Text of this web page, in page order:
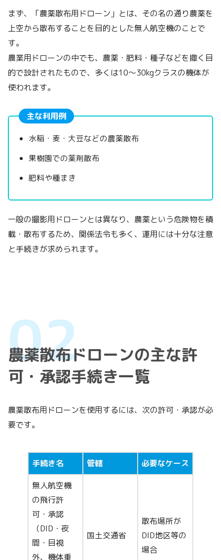
まず、「農薬散布用ドローン」とは、その名の通り農薬を
上空から散布することを目的とした無人航空機のことで
す。
農業用ドローンの中でも、農薬・肥料・種子などを撒く目
的で設計されたもので、多くは10〜30kgクラスの機体が
使われます。
主な利用例
水稲・麦・大豆などの農薬散布
果樹園での薬剤散布
肥料や種まき
一般の撮影用ドローンとは異なり、農薬という危険物を積
載・散布するため、関係法令も多く、運用には十分な注意
と手続きが求められます。
農薬散布ドローンの主な許
可・承認手続き一覧
農薬散布用ドローンを使用するには、次の許可・承認が必
要です。
手続き名 管轄 必要なケース
無人航空機
の飛行許
可・承認
（DID・夜
間・目視
外、機体重
国土交通省
散布場所が
DID地区等の
場合